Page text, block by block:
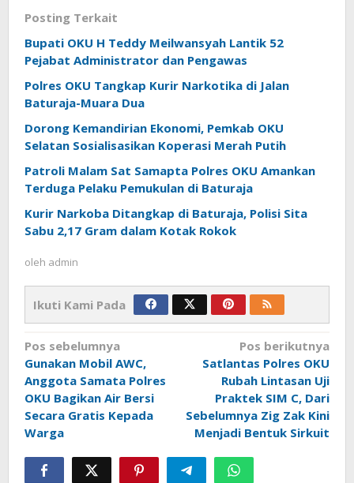
Posting Terkait
Bupati OKU H Teddy Meilwansyah Lantik 52
Pejabat Administrator dan Pengawas
Polres OKU Tangkap Kurir Narkotika di Jalan
Baturaja-Muara Dua
Dorong Kemandirian Ekonomi, Pemkab OKU
Selatan Sosialisasikan Koperasi Merah Putih
Patroli Malam Sat Samapta Polres OKU Amankan
Terduga Pelaku Pemukulan di Baturaja
Kurir Narkoba Ditangkap di Baturaja, Polisi Sita
Sabu 2,17 Gram dalam Kotak Rokok
oleh admin
Ikuti Kami Pada
Navigasi
pos
Pos sebelumnya
Gunakan Mobil AWC,
Anggota Samata Polres
OKU Bagikan Air Bersi
Secara Gratis Kepada
Warga
Pos berikutnya
Satlantas Polres OKU
Rubah Lintasan Uji
Praktek SIM C, Dari
Sebelumnya Zig Zak Kini
Menjadi Bentuk Sirkuit